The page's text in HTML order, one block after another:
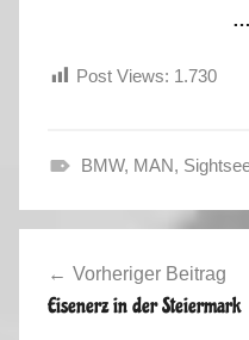
Post Views: 1.730
o
BMW, MAN,
Vorheriger Beitrag
Eisenerz in der Steiermark